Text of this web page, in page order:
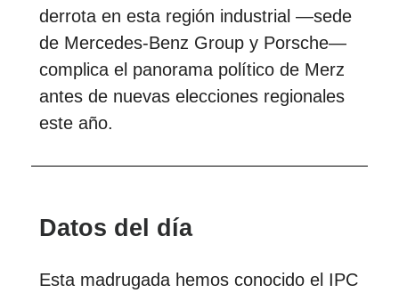
derrota en esta región industrial —sede
de Mercedes-Benz Group y Porsche—
complica el panorama político de Merz
antes de nuevas elecciones regionales
este año.
Datos del día
Esta madrugada hemos conocido el IPC